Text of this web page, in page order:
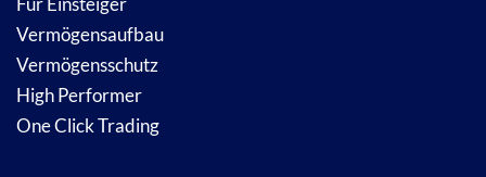
Vermögensaufbau
Vermögensschutz
High Performer
One Click Trading